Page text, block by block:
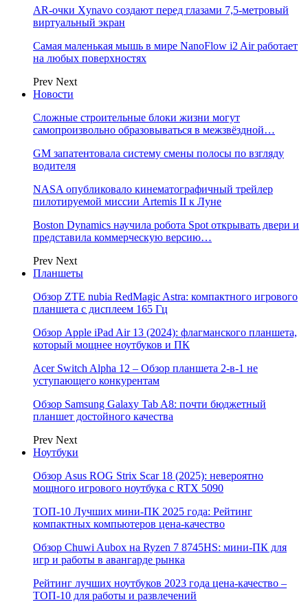
AR-очки Xynavo создают перед глазами 7,5-метровый
виртуальный экран
Самая маленькая мышь в мире NanoFlow i2 Air работает
на любых поверхностях
Prev Next
Новости
Сложные строительные блоки жизни могут
самопроизвольно образовываться в межзвёздной…
GM запатентовала систему смены полосы по взгляду
водителя
NASA опубликовало кинематографичный трейлер
пилотируемой миссии Artemis II к Луне
Boston Dynamics научила робота Spot открывать двери и
представила коммерческую версию…
Prev Next
Планшеты
Обзор ZTE nubia RedMagic Astra: компактного игрового
планшета с дисплеем 165 Гц
Обзор Apple iPad Air 13 (2024): флагманского планшета,
который мощнее ноутбуков и ПК
Acer Switch Alpha 12 – Обзор планшета 2-в-1 не
уступающего конкурентам
Обзор Samsung Galaxy Tab A8: почти бюджетный
планшет достойного качества
Prev Next
Ноутбуки
Обзор Asus ROG Strix Scar 18 (2025): невероятно
мощного игрового ноутбука с RTX 5090
ТОП-10 Лучших мини-ПК 2025 года: Рейтинг
компактных компьютеров цена-качество
Обзор Chuwi Aubox на Ryzen 7 8745HS: мини-ПК для
игр и работы в авангарде рынка
Рейтинг лучших ноутбуков 2023 года цена-качество –
ТОП-10 для работы и развлечений